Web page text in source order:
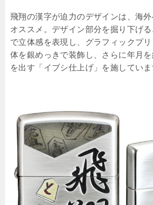
飛翔の漢字が迫力のデザインは、海
オススメ。デザイン部分を掘り下げ
で立体感を表現し、グラフィックプ
体を銀めっきで装飾し、さらに年月
を出す「イブシ仕上げ」を施していま